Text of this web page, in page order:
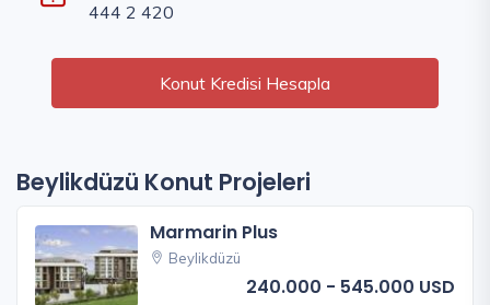
444 2 420
Konut Kredisi Hesapla
Beylikdüzü Konut Projeleri
Marmarin Plus
Beylikdüzü
240.000 - 545.000 USD